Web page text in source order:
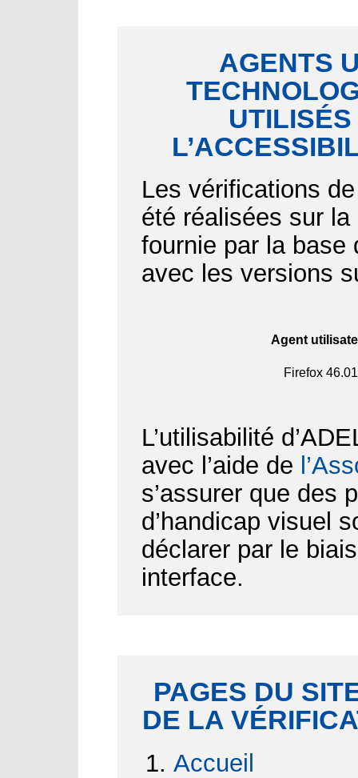
AGENTS
Les vérifications
été réalisées sur
fournie par la base
avec les versions
Agent
Firefox46.01
L’utilisabilité
avec l’aide de
s’assurer que des
d’handicap visuel
déclarer par le
interface.
PAGES DU
DE LA
Accueil